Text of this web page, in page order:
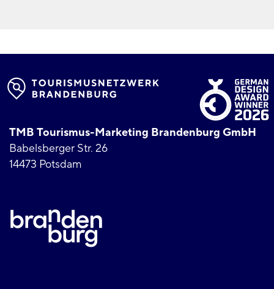
TMB Tourismus-Marketing Brandenburg GmbH
Babelsberger Str. 26
14473 Potsdam